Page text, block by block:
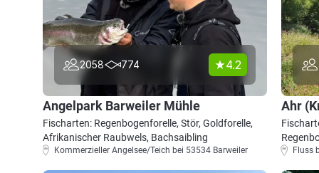
2058 774 4.2
Angelpark Barweiler Mühle
Fischarten: Regenbogenforelle, Stör, Goldforelle,
Afrikanischer Raubwels, Bachsaibling
Kommerzieller Angelsee/Teich bei 53534 Barweiler
Ahr
Fluss